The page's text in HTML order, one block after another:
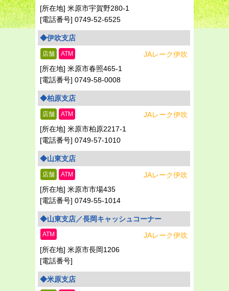
米原市宇賀野280-1
0749-52-6525
◆伊吹支店
JAレーク伊吹
店舗 ATM
米原市春照465-1
0749-58-0008
◆柏原支店
JAレーク伊吹
店舗 ATM
米原市柏原2217-1
0749-57-1010
◆山東支店
JAレーク伊吹
店舗 ATM
米原市市場435
0749-55-1014
◆山東支店／長岡キャッシュコーナー
JAレーク伊吹
ATM
米原市長岡1206
◆米原支店